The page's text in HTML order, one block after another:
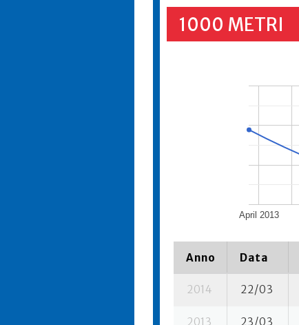
1000 METRI
April 2013
Anno Data
2014 22/03
2013 23/03